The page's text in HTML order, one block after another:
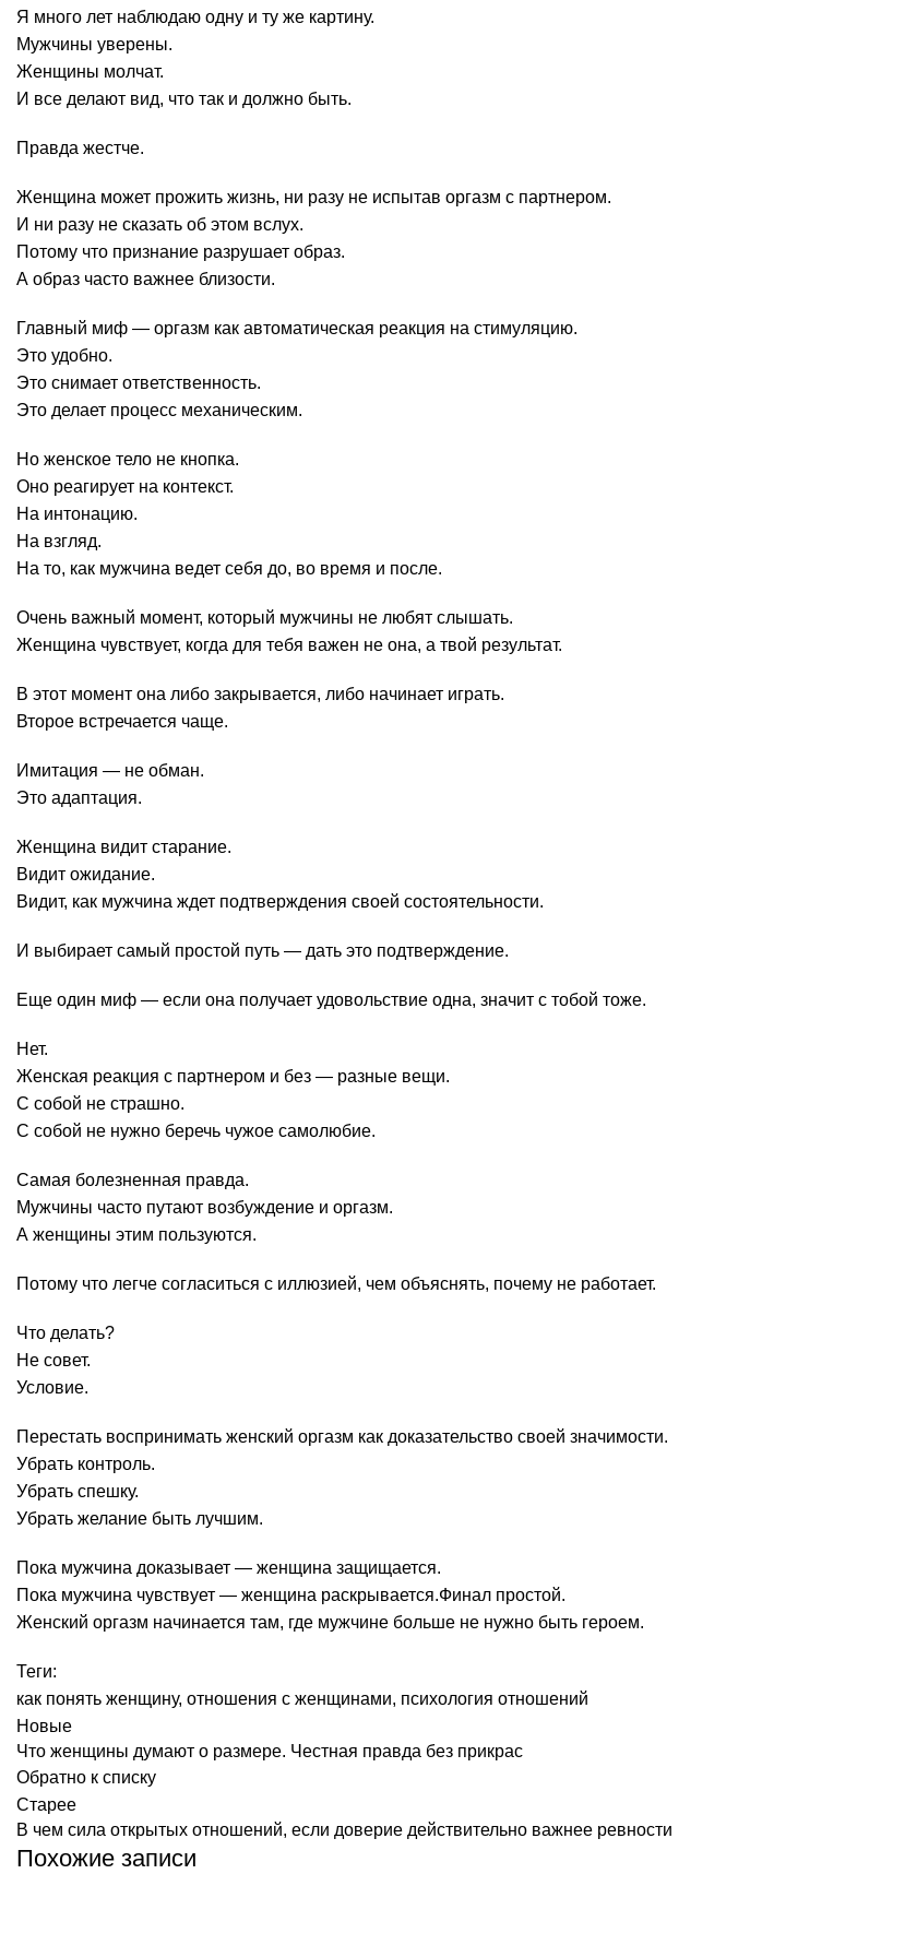
Я много лет наблюдаю одну и ту же картину.
Мужчины уверены.
Женщины молчат.
И все делают вид, что так и должно быть.
Правда жестче.
Женщина может прожить жизнь, ни разу не испытав оргазм с партнером.
И ни разу не сказать об этом вслух.
Потому что признание разрушает образ.
А образ часто важнее близости.
Главный миф — оргазм как автоматическая реакция на стимуляцию.
Это удобно.
Это снимает ответственность.
Это делает процесс механическим.
Но женское тело не кнопка.
Оно реагирует на контекст.
На интонацию.
На взгляд.
На то, как мужчина ведет себя до, во время и после.
Очень важный момент, который мужчины не любят слышать.
Женщина чувствует, когда для тебя важен не она, а твой результат.
В этот момент она либо закрывается, либо начинает играть.
Второе встречается чаще.
Имитация — не обман.
Это адаптация.
Женщина видит старание.
Видит ожидание.
Видит, как мужчина ждет подтверждения своей состоятельности.
И выбирает самый простой путь — дать это подтверждение.
Еще один миф — если она получает удовольствие одна, значит с тобой тоже.
Нет.
Женская реакция с партнером и без — разные вещи.
С собой не страшно.
С собой не нужно беречь чужое самолюбие.
Самая болезненная правда.
Мужчины часто путают возбуждение и оргазм.
А женщины этим пользуются.
Потому что легче согласиться с иллюзией, чем объяснять, почему не работает.
Что делать?
Не совет.
Условие.
Перестать воспринимать женский оргазм как доказательство своей значимости.
Убрать контроль.
Убрать спешку.
Убрать желание быть лучшим.
Пока мужчина доказывает — женщина защищается.
Пока мужчина чувствует — женщина раскрывается.Финал простой.
Женский оргазм начинается там, где мужчине больше не нужно быть героем.
Теги:
как понять женщину, отношения с женщинами, психология отношений
Новые
Что женщины думают о размере. Честная правда без прикрас
Обратно к списку
Старее
В чем сила открытых отношений, если доверие действительно важнее ревности
Похожие записи